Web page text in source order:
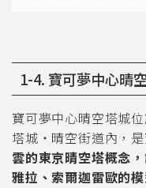
1-4. 寶可夢中心晴
寶可夢中心晴空塔城
塔城・晴空街道內，
雲的東京晴空塔概念
雅拉、索爾迦雷歐的模